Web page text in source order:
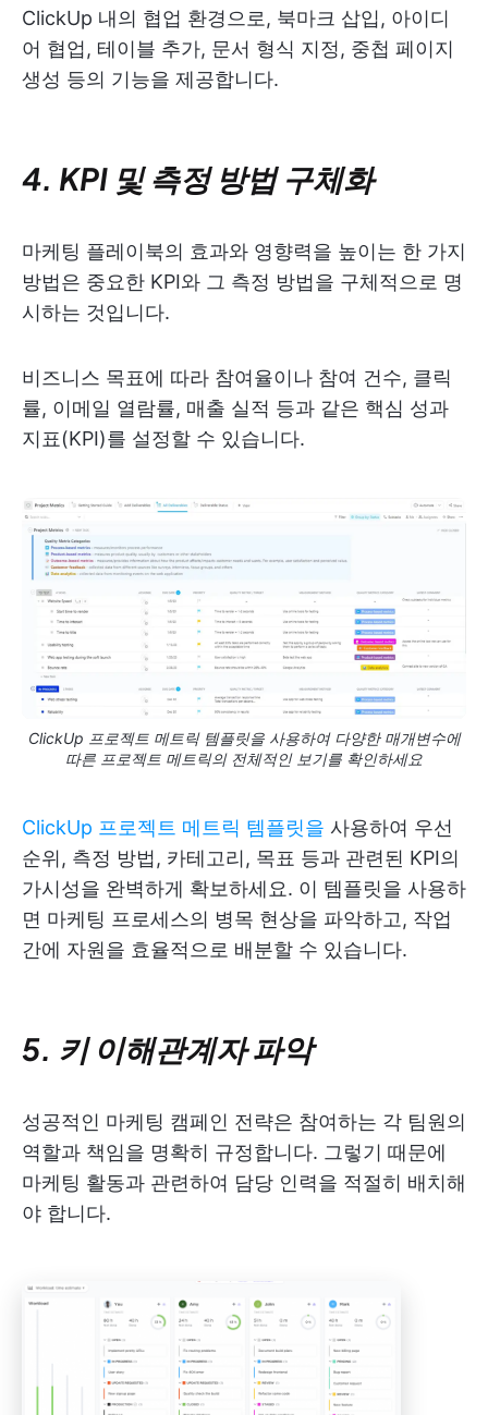
ClickUp 내의 협업 환경으로, 북마크 삽입, 아이디
어 협업, 테이블 추가, 문서 형식 지정, 중첩 페이지
생성 등의 기능을 제공합니다.
4. KPI 및 측정 방법 구체화
마케팅 플레이북의 효과와 영향력을 높이는 한 가지
방법은 중요한 KPI와 그 측정 방법을 구체적으로 명
시하는 것입니다.
비즈니스 목표에 따라 참여율이나 참여 건수, 클릭
률, 이메일 열람률, 매출 실적 등과 같은 핵심 성과
지표(KPI)를 설정할 수 있습니다.
ClickUp 프로젝트 메트릭 템플릿을 사용하여 다양한 매개변수에
따른 프로젝트 메트릭의 전체적인 보기를 확인하세요
ClickUp 프로젝트 메트릭 템플릿을 사용하여 우선
순위, 측정 방법, 카테고리, 목표 등과 관련된 KPI의
가시성을 완벽하게 확보하세요. 이 템플릿을 사용하
면 마케팅 프로세스의 병목 현상을 파악하고, 작업
간에 자원을 효율적으로 배분할 수 있습니다.
5. 키 이해관계자 파악
성공적인 마케팅 캠페인 전략은 참여하는 각 팀원의
역할과 책임을 명확히 규정합니다. 그렇기 때문에
마케팅 활동과 관련하여 담당 인력을 적절히 배치해
야 합니다.